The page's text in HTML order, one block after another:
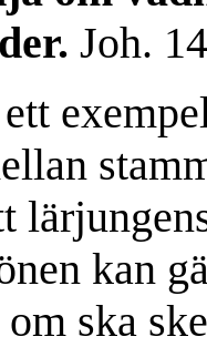
Joh.
kan
ska